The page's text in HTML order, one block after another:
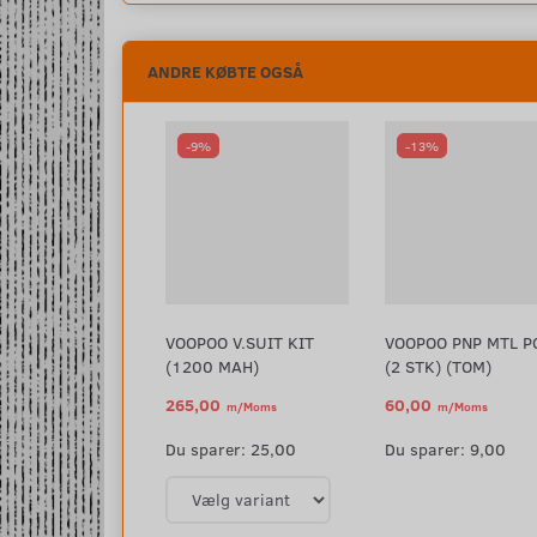
ANDRE KØBTE OGSÅ
-9%
VOOPOO V.SUIT KIT
(1200 MAH)
265,00 m/Moms
Du sparer: 25,00
-13%
VOOPOO PNP MTL
(2 STK) (TOM)
60,00 m/Moms
Du sparer: 9,00